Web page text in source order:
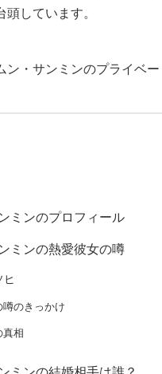
頭しています。
ン・サンミンのプライベ
ミンのプロフィール
ミンの熱愛彼女の噂
噂のきっかけ
真相